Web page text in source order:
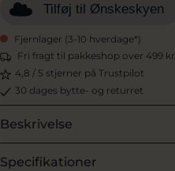
Tilføj til Ønskeskyen
Fjernlager (3-10 hverdage*)
Fri fragt til pakkeshop over 499 kr.
4,8 / 5 stjerner på Trustpilot
30 dages bytte- og returret
Beskrivelse
Specifikationer